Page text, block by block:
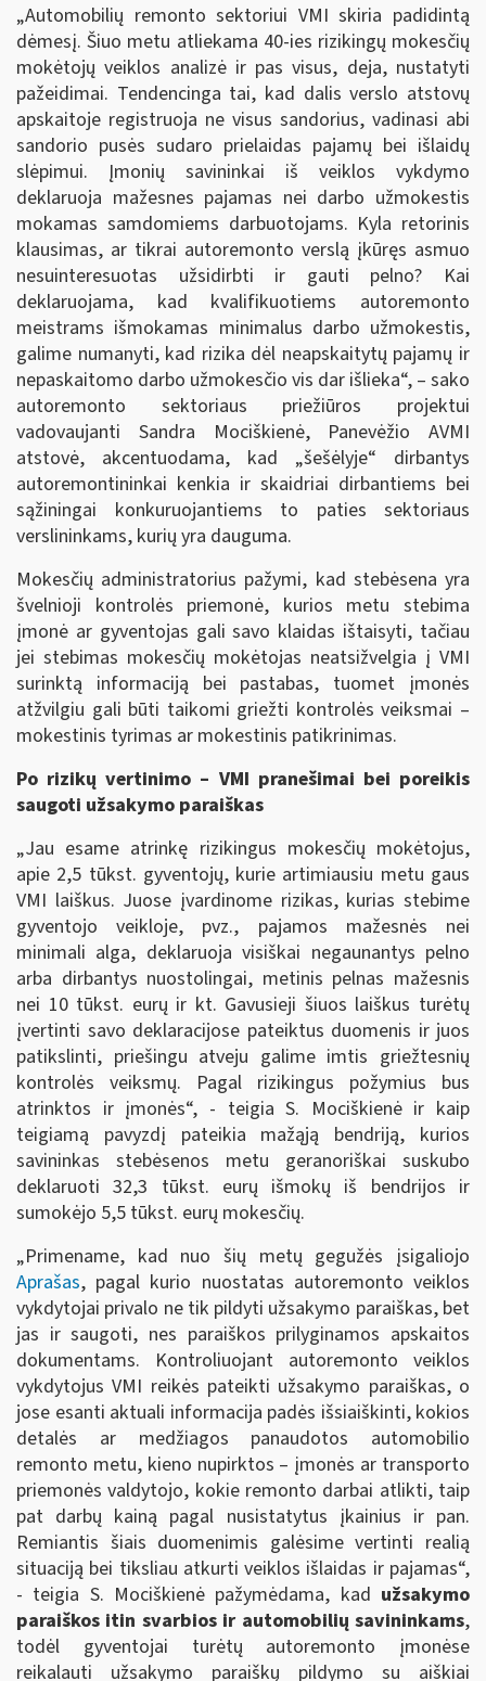
„Automobilių remonto sektoriui VMI skiria padidintą
dėmesį. Šiuo metu atliekama 40-ies rizikingų mokesčių
mokėtojų veiklos analizė ir pas visus, deja, nustatyti
pažeidimai. Tendencinga tai, kad dalis verslo atstovų
apskaitoje registruoja ne visus sandorius, vadinasi abi
sandorio pusės sudaro prielaidas pajamų bei išlaidų
slėpimui. Įmonių savininkai iš veiklos vykdymo
deklaruoja mažesnes pajamas nei darbo užmokestis
mokamas samdomiems darbuotojams. Kyla retorinis
klausimas, ar tikrai autoremonto verslą įkūręs asmuo
nesuinteresuotas užsidirbti ir gauti pelno? Kai
deklaruojama, kad kvalifikuotiems autoremonto
meistrams išmokamas minimalus darbo užmokestis,
galime numanyti, kad rizika dėl neapskaitytų pajamų ir
nepaskaitomo darbo užmokesčio vis dar išlieka“, – sako
autoremonto sektoriaus priežiūros projektui
vadovaujanti Sandra Mociškienė, Panevėžio AVMI
atstovė, akcentuodama, kad „šešėlyje“ dirbantys
autoremontininkai kenkia ir skaidriai dirbantiems bei
sąžiningai konkuruojantiems to paties sektoriaus
verslininkams, kurių yra dauguma.
Mokesčių administratorius pažymi, kad stebėsena yra
švelnioji kontrolės priemonė, kurios metu stebima
įmonė ar gyventojas gali savo klaidas ištaisyti, tačiau
jei stebimas mokesčių mokėtojas neatsižvelgia į VMI
surinktą informaciją bei pastabas, tuomet įmonės
atžvilgiu gali būti taikomi griežti kontrolės veiksmai –
mokestinis tyrimas ar mokestinis patikrinimas.
Po rizikų vertinimo – VMI pranešimai bei poreikis
saugoti užsakymo paraiškas
„Jau esame atrinkę rizikingus mokesčių mokėtojus,
apie 2,5 tūkst. gyventojų, kurie artimiausiu metu gaus
VMI laiškus. Juose įvardinome rizikas, kurias stebime
gyventojo veikloje, pvz., pajamos mažesnės nei
minimali alga, deklaruoja visiškai negaunantys pelno
arba dirbantys nuostolingai, metinis pelnas mažesnis
nei 10 tūkst. eurų ir kt. Gavusieji šiuos laiškus turėtų
įvertinti savo deklaracijose pateiktus duomenis ir juos
patikslinti, priešingu atveju galime imtis griežtesnių
kontrolės veiksmų. Pagal rizikingus požymius bus
atrinktos ir įmonės“, - teigia S. Mociškienė ir kaip
teigiamą pavyzdį pateikia mažąją bendriją, kurios
savininkas stebėsenos metu geranoriškai suskubo
deklaruoti 32,3 tūkst. eurų išmokų iš bendrijos ir
sumokėjo 5,5 tūkst. eurų mokesčių.
„Primename, kad nuo šių metų gegužės įsigaliojo
Aprašas, pagal kurio nuostatas autoremonto veiklos
vykdytojai privalo ne tik pildyti užsakymo paraiškas, bet
jas ir saugoti, nes paraiškos prilyginamos apskaitos
dokumentams. Kontroliuojant autoremonto veiklos
vykdytojus VMI reikės pateikti užsakymo paraiškas, o
jose esanti aktuali informacija padės išsiaiškinti, kokios
detalės ar medžiagos panaudotos automobilio
remonto metu, kieno nupirktos – įmonės ar transporto
priemonės valdytojo, kokie remonto darbai atlikti, taip
pat darbų kainą pagal nusistatytus įkainius ir pan.
Remiantis šiais duomenimis galėsime vertinti realią
situaciją bei tiksliau atkurti veiklos išlaidas ir pajamas“,
- teigia S. Mociškienė pažymėdama, kad užsakymo
paraiškos itin svarbios ir automobilių savininkams,
todėl gyventojai turėtų autoremonto įmonėse
reikalauti užsakymo paraiškų pildymo su aiškiai